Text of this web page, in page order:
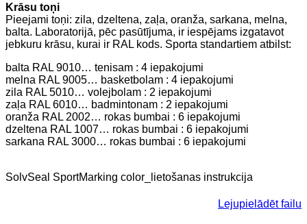
Krāsu toņi
Pieejami toņi: zila, dzeltena, zaļa, oranža, sarkana, melna,
balta. Laboratorijā, pēc pasūtījuma, ir iespējams izgatavot
jebkuru krāsu, kurai ir RAL kods. Sporta standartiem atbilst:
balta RAL 9010… tenisam : 4 iepakojumi
melna RAL 9005… basketbolam : 4 iepakojumi
zila RAL 5010… volejbolam : 2 iepakojumi
zaļa RAL 6010… badmintonam : 2 iepakojumi
oranža RAL 2002… rokas bumbai : 6 iepakojumi
dzeltena RAL 1007… rokas bumbai : 6 iepakojumi
sarkana RAL 3000… rokas bumbai : 6 iepakojumi
SolvSeal SportMarking color_lietošanas instrukcija
Lejupielādēt failu